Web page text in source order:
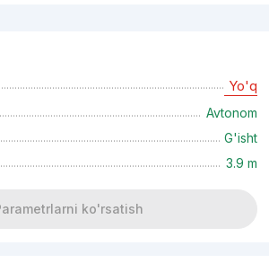
NRG BI
10...
Yo'q
Avtonom
G'isht
3.9 m
ko'rsatish